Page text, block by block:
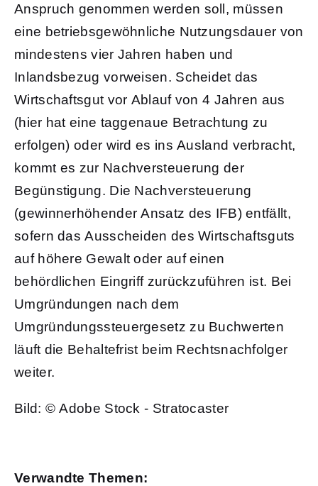
Anspruch genommen werden soll, müssen
eine betriebsgewöhnliche Nutzungsdauer von
mindestens vier Jahren haben und
Inlandsbezug vorweisen. Scheidet das
Wirtschaftsgut vor Ablauf von 4 Jahren aus
(hier hat eine taggenaue Betrachtung zu
erfolgen) oder wird es ins Ausland verbracht,
kommt es zur Nachversteuerung der
Begünstigung. Die Nachversteuerung
(gewinnerhöhender Ansatz des IFB) entfällt,
sofern das Ausscheiden des Wirtschaftsguts
auf höhere Gewalt oder auf einen
behördlichen Eingriff zurückzuführen ist. Bei
Umgründungen nach dem
Umgründungssteuergesetz zu Buchwerten
läuft die Behaltefrist beim Rechtsnachfolger
weiter.
Bild: © Adobe Stock - Stratocaster
Verwandte Themen: